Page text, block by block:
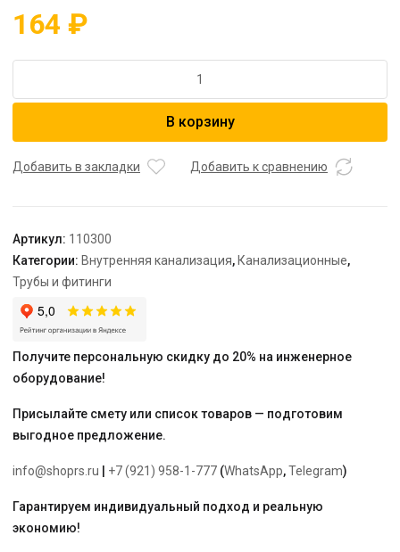
164 ₽
Тройник
32/32*67°
В корзину
Добавить в закладки Добавить к сравнению
Артикул: 110300
Категории: Внутренняя канализация, Канализационные,
Трубы и фитинги
Получите персональную скидку до 20% на инженерное
оборудование!
Присылайте смету или список товаров — подготовим
выгодное предложение.
info@shoprs.ru +7 (921) 958-1-777 (WhatsApp,Telegram)
Гарантируем индивидуальный подход и реальную
экономию!